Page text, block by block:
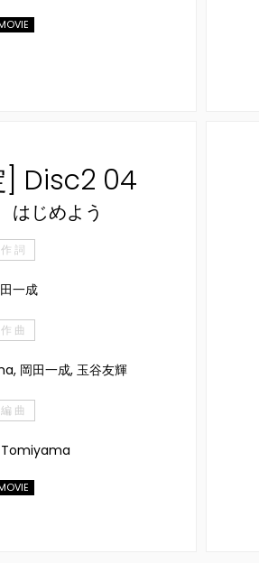
] Disc2 04
はじめよう
作 詞
一成
作 曲
岡田一成, 玉谷友輝
編 曲